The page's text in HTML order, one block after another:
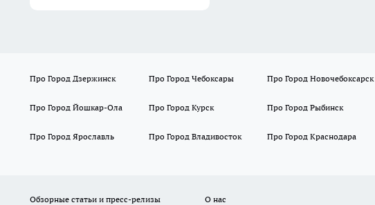
Про Город Дзержинск Про Город Чебоксары Про Город Новочебоксарск
Про Город Йошкар-Ола Про Город Курск Про Город Рыбинск
Про Город Ярославль Про Город Владивосток Про Город Краснодара
Обзорные статьи и пресс-релизы О нас